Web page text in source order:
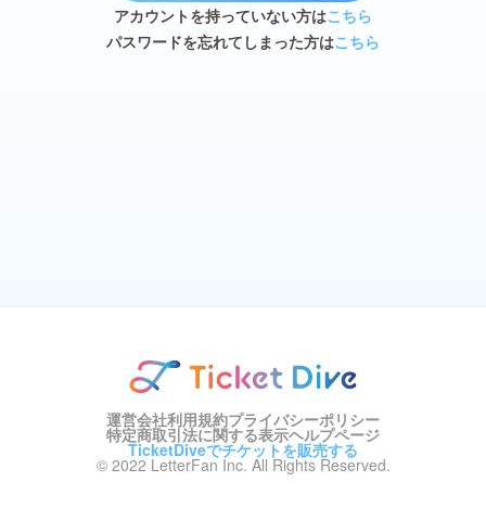
アカウントを持っていない方はこちら
パスワードを忘れてしまった方はこちら
運営会社利用規約プライバシーポリシー
特定商取引法に関する表示ヘルプページ
TicketDiveでチケットを販売する
© 2022 LetterFan Inc. All Rights Reserved.